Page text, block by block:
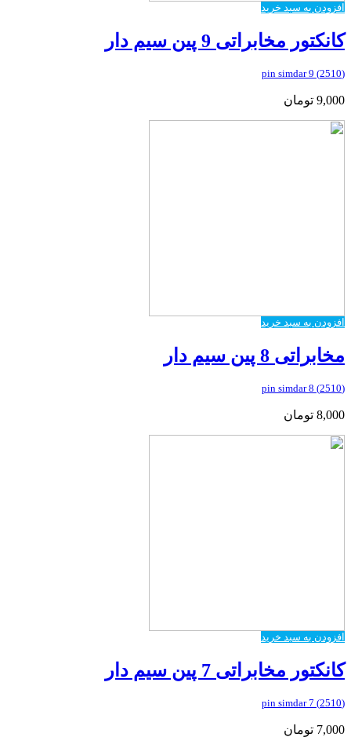
افزودن به سبد خرید
کانکتور مخابراتی 9 پین سیم دار
(2510) 9 pin simdar
9,000 تومان
افزودن به سبد خرید
مخابراتی 8 پین سیم دار
(2510) 8 pin simdar
8,000 تومان
افزودن به سبد خرید
کانکتور مخابراتی 7 پین سیم دار
(2510) 7 pin simdar
7,000 تومان